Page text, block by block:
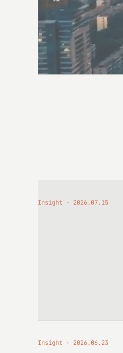
Insight 2026.07.15
Insight 2026.06.23